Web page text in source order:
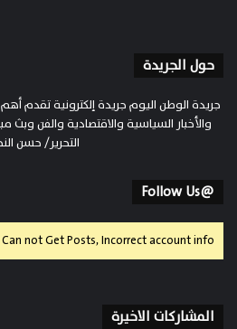
حول الجريدة
جريدة الوطن اليوم جريدة إلكترونية تقدم أهم
والأخبار السياسية والاقتصادية والفن وبث
التحرير/ حسن
@Follow Us
Can not Get Posts, Incorrect account info.
المشاركات الاخيرة